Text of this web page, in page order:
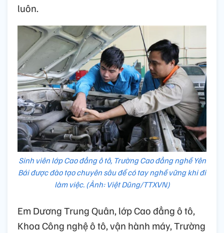
luôn.
Sinh viên lớp Cao đẳng ô tô, Trường Cao đẳng nghề Yên
Bái được đào tạo chuyên sâu để có tay nghề vững khi đi
làm việc. (Ảnh: Việt Dũng/TTXVN)
Em Dương Trung Quân, lớp Cao đẳng ô tô,
Khoa Công nghệ ô tô, vận hành máy, Trường